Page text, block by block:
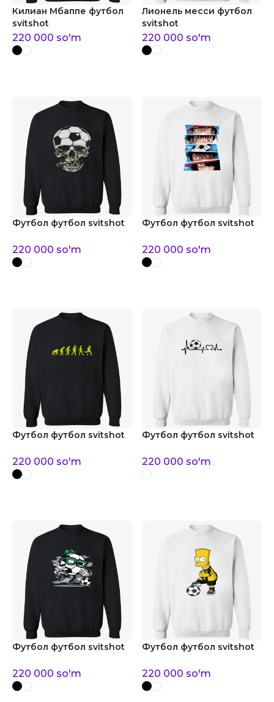
Килиан Мбаппе футбол
svitshot
220 000 so'm
Лионель месси футбол
svitshot
220 000 so'm
Футбол футбол svitshot
220 000 so'm
Футбол футбол svitshot
220 000 so'm
Футбол футбол svitshot
220 000 so'm
Футбол футбол svitshot
220 000 so'm
Футбол футбол svitshot
220 000 so'm
Футбол футбол svitshot
220 000 so'm